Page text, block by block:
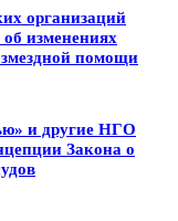
организаций
изменениях
помощи
и другие НГО
Закона о